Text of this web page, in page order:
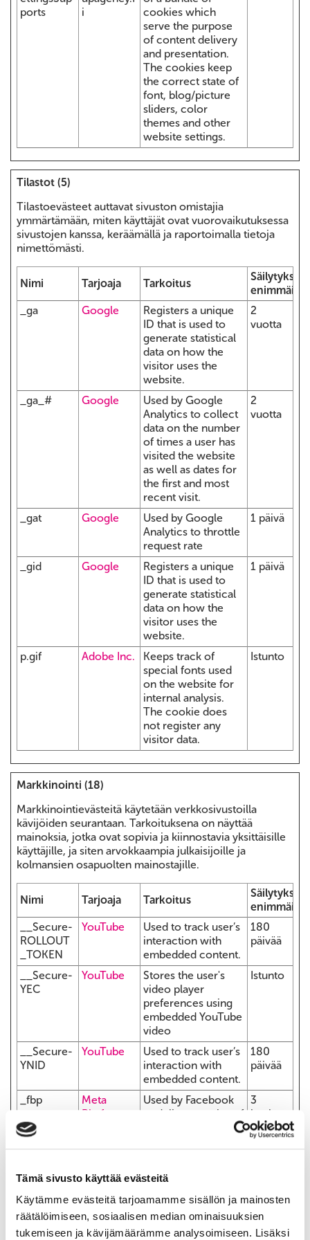
Tämä sivusto käyttää evästeitä
Käytämme evästeitä tarjoamamme sisällön ja mainosten
räätälöimiseen, sosiaalisen median ominaisuuksien
tukemiseen ja kävijämäärämme analysoimiseen. Lisäksi
ports
i
cookies which
serve the purpose
of content delivery
and presentation.
The cookies keep
the correct state of
font, blog/picture
sliders, color
themes and other
website settings.
Tilastot (5)
Tilastoevästeet auttavat sivuston omistajia
ymmärtämään, miten käyttäjät ovat vuorovaikutuksessa
sivustojen kanssa, keräämällä ja raportoimalla tietoja
nimettömästi.
Nimi Tarjoaja Tarkoitus
Säilytyksen
_ga
Google
Registers a unique
ID that is used to
generate statistical
data on how the
visitor uses the
website.
2
vuotta
_ga_# Google
Used by Google
Analytics to collect
data on the number
of times a user has
visited the website
as well as dates for
the first and most
recent visit.
2
vuotta
_gat Google
Used by Google
Analytics to throttle
request rate
1 päivä
_gid Google
Registers a unique
ID that is used to
generate statistical
data on how the
visitor uses the
website.
1 päivä
p.gif Adobe Inc.
Keeps track of
special fonts used
on the website for
internal analysis.
The cookie does
not register any
visitor data.
Istunto
Markkinointi (18)
Markkinointievästeitä käytetään verkkosivustoilla
kävijöiden seurantaan. Tarkoituksena on näyttää
mainoksia, jotka ovat sopivia ja kiinnostavia yksittäisille
käyttäjille, ja siten arvokkaampia julkaisijoille ja
kolmansien osapuolten mainostajille.
Nimi Tarjoaja Tarkoitus
Säilytyksen
__Secure-
ROLLOUT
_TOKEN
YouTube
Used to track user’s
interaction with
embedded content.
180
päivää
__Secure-
YEC
YouTube
Stores the user's
video player
preferences using
embedded YouTube
video
Istunto
__Secure-
YNID
YouTube
Used to track user’s
interaction with
embedded content.
180
päivää
_fbp
Meta
Platforms,
Used by Facebook
to deliver a series of
advertisers.
3
kuukaut
ta
_gcl_au Google
Used by Google
AdSense for
experimenting with
3
kuukaut
ta